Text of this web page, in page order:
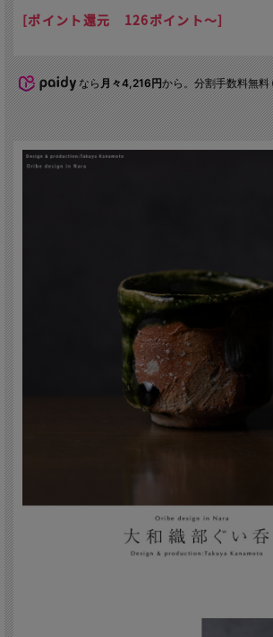
[ポイント還元 126ポイント～]
なら月々4,216円から。分割手数料無料